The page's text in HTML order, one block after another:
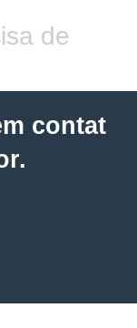
de
contat